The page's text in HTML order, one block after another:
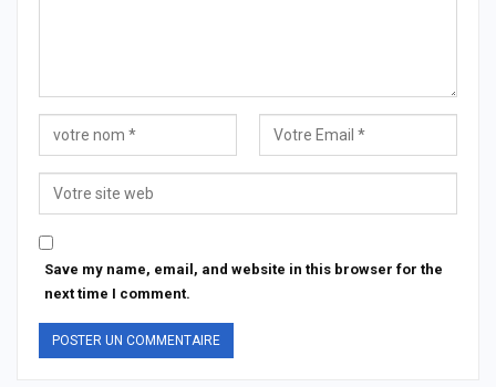
Save my name, email, and website in this browser for the
next time I comment.